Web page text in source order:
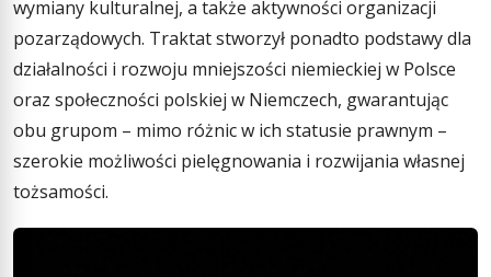
wymiany kulturalnej, a także aktywności organizacji
pozarządowych. Traktat stworzył ponadto podstawy dla
działalności i rozwoju mniejszości niemieckiej w Polsce
oraz społeczności polskiej w Niemczech, gwarantując
obu grupom – mimo różnic w ich statusie prawnym –
szerokie możliwości pielęgnowania i rozwijania własnej
tożsamości.